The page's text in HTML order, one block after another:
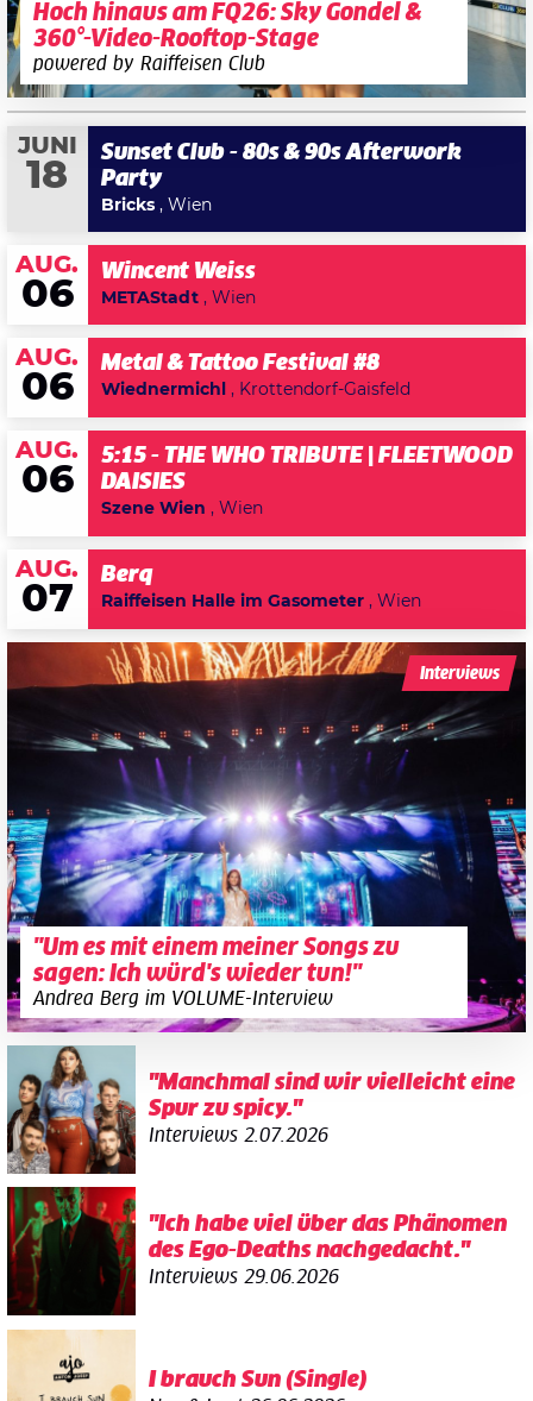
Hoch hinaus am FQ26: Sky Gondel &
360°-Video-Rooftop-Stage
powered by Raiffeisen Club
JUNI
18
Sunset Club - 80s & 90s Afterwork
Party
Bricks , Wien
AUG.
06
Wincent Weiss
METAStadt , Wien
AUG.
06
Metal & Tattoo Festival #8
Wiednermichl , Krottendorf-Gaisfeld
AUG.
06
5:15 - THE WHO TRIBUTE | FLEETWOOD
DAISIES
Szene Wien , Wien
AUG.
07
Berq
Raiffeisen Halle im Gasometer , Wien
"Um es mit einem meiner Songs zu
sagen: Ich würd's wieder tun!"
Andrea Berg im VOLUME-Interview
Interviews
"Manchmal sind wir vielleicht eine
Spur zu spicy."
Interviews 2.07.2026
"Ich habe viel über das Phänomen
des Ego-Deaths nachgedacht."
Interviews 29.06.2026
I brauch Sun (Single)